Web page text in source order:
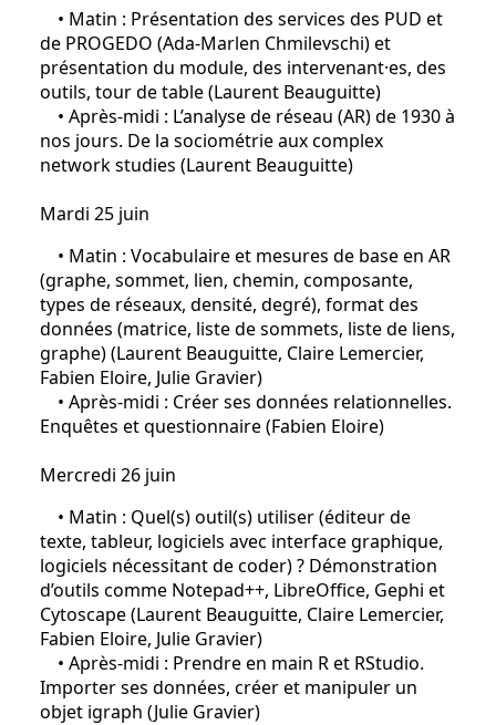
• Matin : Présentation des services des PUD et
de PROGEDO (Ada-Marlen Chmilevschi) et
présentation du module, des intervenant·es, des
outils, tour de table (Laurent Beauguitte)
• Après-midi : L’analyse de réseau (AR) de 1930 à
nos jours. De la sociométrie aux complex
network studies (Laurent Beauguitte)
Mardi 25 juin
• Matin : Vocabulaire et mesures de base en AR
(graphe, sommet, lien, chemin, composante,
types de réseaux, densité, degré), format des
données (matrice, liste de sommets, liste de liens,
graphe) (Laurent Beauguitte, Claire Lemercier,
Fabien Eloire, Julie Gravier)
• Après-midi : Créer ses données relationnelles.
Enquêtes et questionnaire (Fabien Eloire)
Mercredi 26 juin
• Matin : Quel(s) outil(s) utiliser (éditeur de
texte, tableur, logiciels avec interface graphique,
logiciels nécessitant de coder) ? Démonstration
d’outils comme Notepad++, LibreOffice, Gephi et
Cytoscape (Laurent Beauguitte, Claire Lemercier,
Fabien Eloire, Julie Gravier)
• Après-midi : Prendre en main R et RStudio.
Importer ses données, créer et manipuler un
objet igraph (Julie Gravier)